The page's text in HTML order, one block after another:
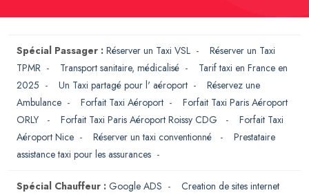
Spécial Passager : Réserver un Taxi VSL - Réserver un Taxi
TPMR - Transport sanitaire, médicalisé - Tarif taxi en France en
2025 - Un Taxi partagé pour l' aéroport - Réservez une
Ambulance - Forfait Taxi Aéroport - Forfait Taxi Paris Aéroport
ORLY
- Forfait Taxi Paris Aéroport Roissy CDG - Forfait Taxi
Aéroport Nice - Réserver un taxi conventionné - Prestataire
assistance taxi pour les assurances -
Spécial Chauffeur : Google ADS - Creation de sites internet